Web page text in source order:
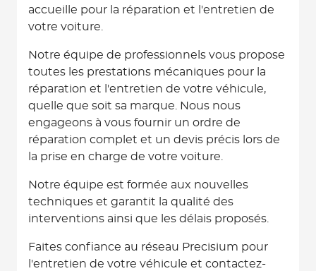
accueille pour la réparation et l'entretien de
votre voiture.
Notre équipe de professionnels vous propose
toutes les prestations mécaniques pour la
réparation et l'entretien de votre véhicule,
quelle que soit sa marque. Nous nous
engageons à vous fournir un ordre de
réparation complet et un devis précis lors de
la prise en charge de votre voiture.
Notre équipe est formée aux nouvelles
techniques et garantit la qualité des
interventions ainsi que les délais proposés.
Faites confiance au réseau Precisium pour
l'entretien de votre véhicule et contactez-